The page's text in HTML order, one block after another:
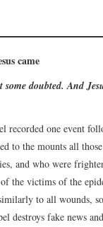
came
doubted. And
recorded one event
to the mounts all
and who were
the victims of the
to all wounds,
destroys fake news